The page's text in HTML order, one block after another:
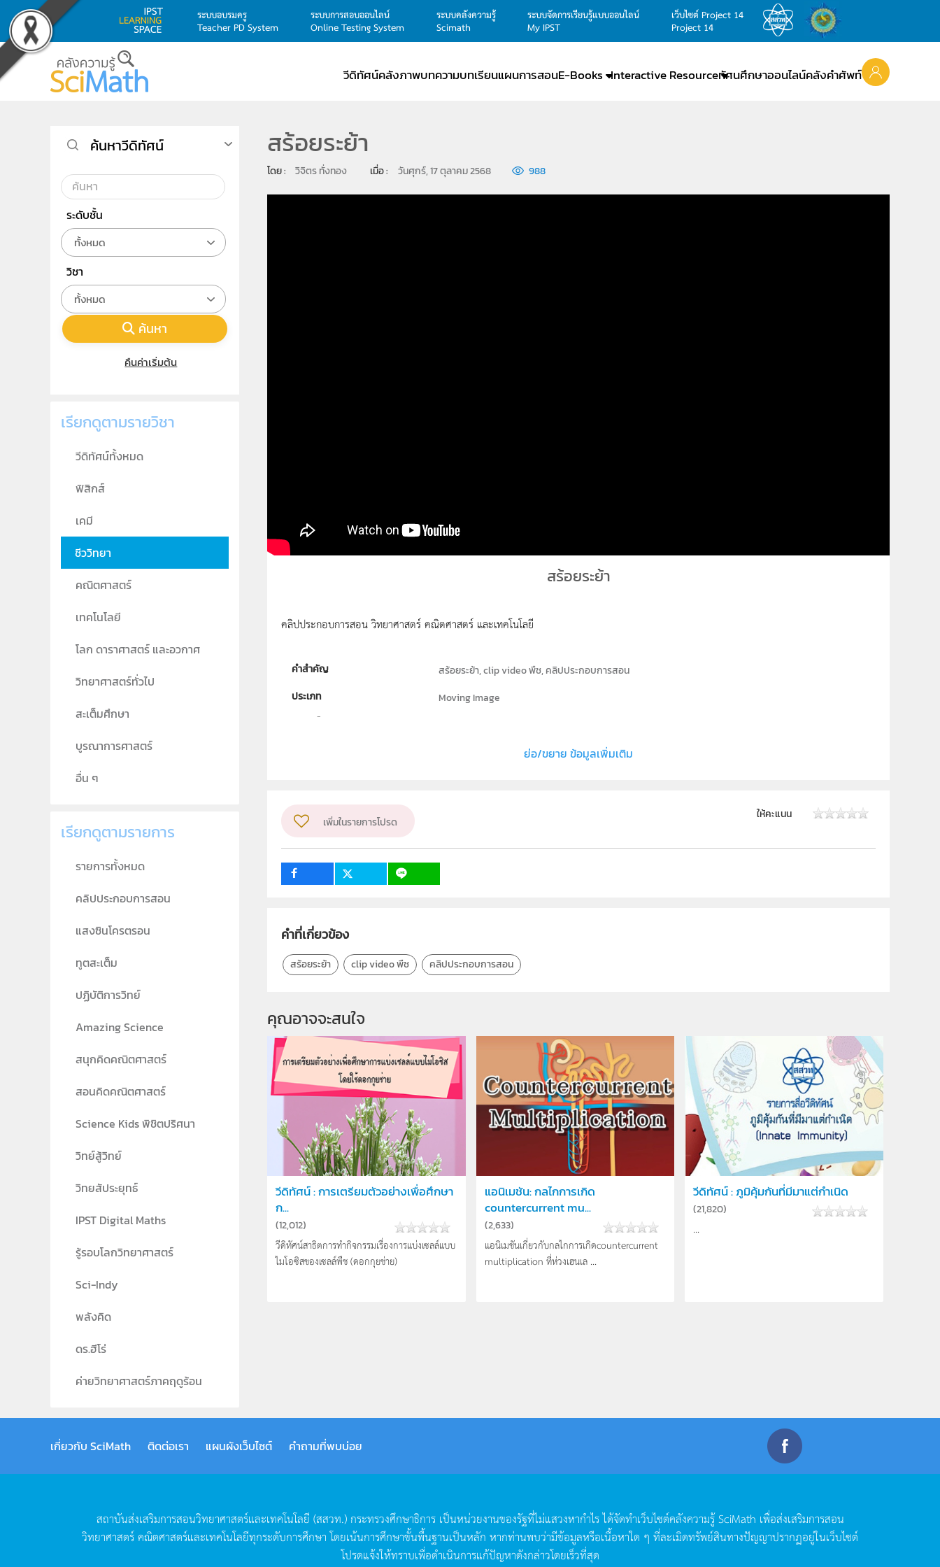
Skip to main content
ระบบอบรมครู
Teacher PD System
ระบบการสอบออนไลน์
Online Testing System
ระบบคลังความรู้
Scimath
ระบบจัดการเรียนรู้แบบออนไลน์
My IPST
เว็บไซต์ Project 14
Project 14
วีดิทัศน์คลังภาพบทความบทเรียนแผนการสอนE-Books Interactive Resourceทัศนศึกษาออนไลน์คลังคำศัพท์
สร้อยระย้า
โดย : วิจิตร ทั่งทอง เมื่อ : วันศุกร์, 17 ตุลาคม 2568 988
สร้อยระย้า
คลิปประกอบการสอน วิทยาศาสตร์ คณิตศาสตร์ และเทคโนโลยี
คำสำคัญ
สร้อยระย้า, clip video พืช, คลิปประกอบการสอน
ประเภท
Moving Image
กลุ่มเป้าหมาย
ย่อ/ขยาย ข้อมูลเพิ่มเติม
เพิ่มในรายการโปรด
ให้คะแนน
คำที่เกี่ยวข้อง
สร้อยระย้า clip video พืช คลิปประกอบการสอน
คุณอาจจะสนใจ
วีดิทัศน์ : การเตรียมตัวอย่างเพื่อศึกษา
ก...
(12,012)
วีดิทัศน์สาธิตการทำกิจกรรมเรื่องการแบ่งเซลล์แบบ
ไมโอซิสของเซลล์พืช (ดอกกุยช่าย)
แอนิเมชัน: กลไกการเกิด
countercurrent mu...
(2,633)
แอนิเมชันเกี่ยวกับกลไกการเกิดcountercurrent
multiplication ที่ห่วงเฮนเล ...
วีดิทัศน์ : ภูมิคุ้มกันที่มีมาแต่กำเนิด
(21,820)
...
ค้นหาวีดิทัศน์
ระดับชั้น
ทั้งหมด
วิชา
ทั้งหมด
ค้นหา
คืนค่าเริ่มต้น
เรียกดูตามรายวิชา
วีดิทัศน์ทั้งหมด
ฟิสิกส์
เคมี
ชีววิทยา
คณิตศาสตร์
เทคโนโลยี
โลก ดาราศาสตร์ และอวกาศ
วิทยาศาสตร์ทั่วไป
สะเต็มศึกษา
บูรณาการศาสตร์
อื่น ๆ
เรียกดูตามรายการ
รายการทั้งหมด
คลิปประกอบการสอน
แสงซินโครตรอน
ทูตสะเต็ม
ปฏิบัติการวิทย์
Amazing Science
สนุกคิดคณิตศาสตร์
สอนคิดคณิตศาสตร์
Science Kids พิชิตปริศนา
วิทย์สู้วิทย์
วิทยสัประยุทธ์
IPST Digital Maths
รู้รอบโลกวิทยาศาสตร์
Sci-Indy
พลังคิด
ดร.ฮีโร่
ค่ายวิทยาศาสตร์ภาคฤดูร้อน
เกี่ยวกับ SciMath ติดต่อเรา แผนผังเว็บไซต์ คำถามที่พบบ่อย
สถาบันส่งเสริมการสอนวิทยาศาสตร์และเทคโนโลยี (สสวท.) กระทรวงศึกษาธิการ เป็นหน่วยงานของรัฐที่ไม่แสวงหากำไรได้จัดทำเว็บไซต์คลังความรู้SciMath เพื่อส่งเสริมการสอน
วิทยาศาสตร์คณิตศาสตร์และเทคโนโลยีทุกระดับการศึกษา โดยเน้นการศึกษาขั้นพื้นฐานเป็นหลัก หากท่านพบว่ามีข้อมูลหรือเนื้อหาใด ๆ ที่ละเมิดทรัพย์สินทางปัญญาปรากฏอยู่ในเว็บไซต์
โปรดแจ้งให้ทราบเพื่อดำเนินการแก้ปัญหาดังกล่าวโดยเร็วที่สุด